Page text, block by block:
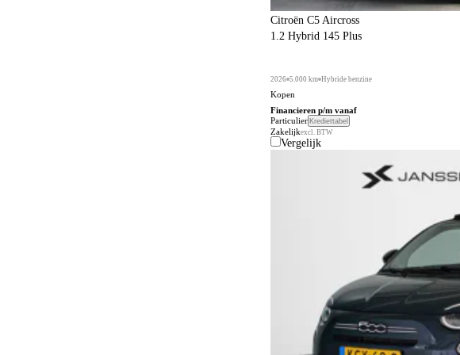
Citroën C5 Aircross
1.2 Hybrid 145 Plus
2026 5.000 km Hybride benzine
Kopen
Financieren p/m vanaf
ParticulierKrediettabel
Zakelijkexcl. BTW
Vergelijk